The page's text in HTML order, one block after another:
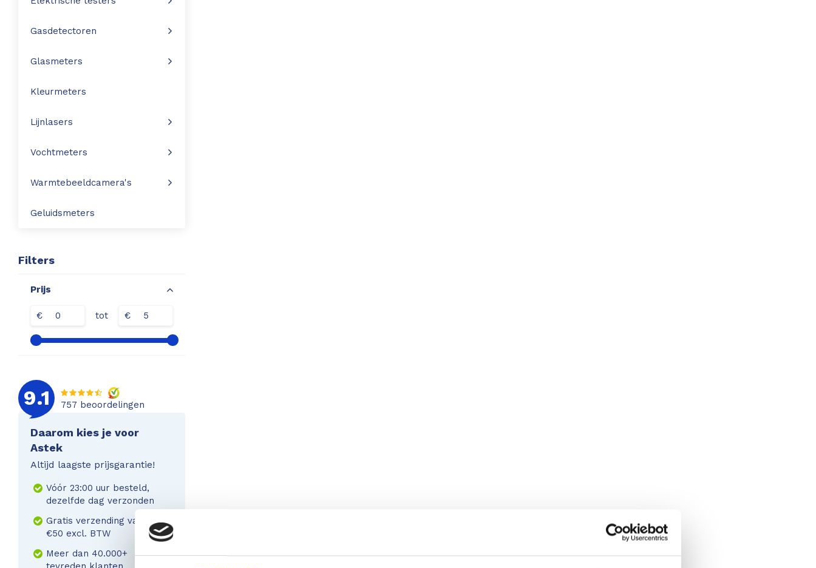
Gasdetectoren
Glasmeters
Kleurmeters
Lijnlasers
Vochtmeters
Warmtebeeldcamera's
Geluidsmeters
Filters
Prijs
€ tot €
9.1 757 beoordelingen
Daarom kies je voor
Astek
Altijd laagste prijsgarantie!
Vóór 23:00 uur besteld,
dezelfde dag verzonden
Gratis verzending vanaf
€50 excl. BTW
Meer dan 40.000+